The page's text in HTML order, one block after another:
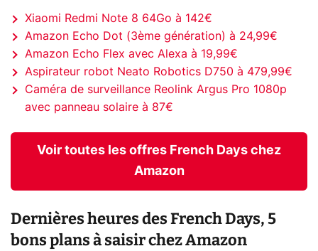
Xiaomi Redmi Note 8 64Go à 142€
Amazon Echo Dot (3ème génération) à 24,99€
Amazon Echo Flex avec Alexa à 19,99€
Aspirateur robot Neato Robotics D750 à 479,99€
Caméra de surveillance Reolink Argus Pro 1080p
avec panneau solaire à 87€
Voir toutes les offres French Days chez
Amazon
Dernières heures des French Days, 5
bons plans à saisir chez Amazon